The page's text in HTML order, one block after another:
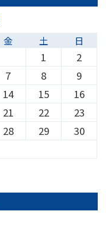
金 土 日
1
2
7 8
9
14 15
16
21 22
23
28 29
30